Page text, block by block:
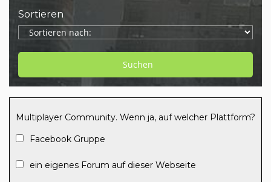
Sortieren
Multiplayer Community. Wenn ja, auf welcher Plattform?
Facebook Gruppe
ein eigenes Forum auf dieser Webseite